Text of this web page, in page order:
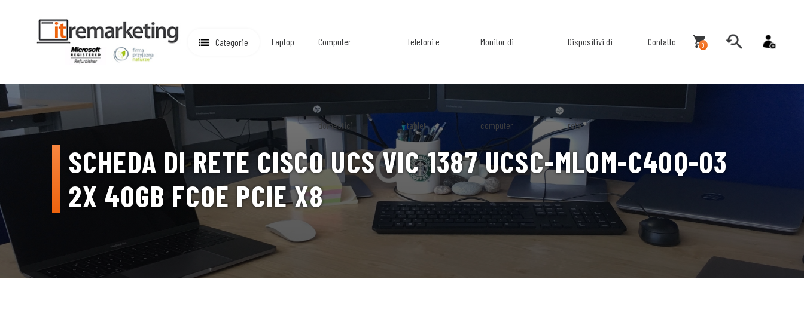
Categorie Laptop Computer
domestici
Telefoni e
tablet
Monitor di
computer
Dispositivi di
rete
Contatto 0
SCHEDA DI RETE CISCO UCS VIC 1387 UCSC-MLOM-C40Q-03
2X 40GB FCOE PCIE X8